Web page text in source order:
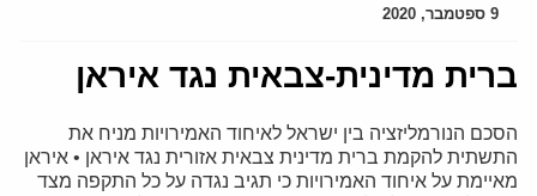
9 ספטמבר, 2020
ברית מדינית-צבאית נגד איראן
הסכם הנורמליזציה בין ישראל לאיחוד האמירויות מניח את
התשתית להקמת ברית מדינית צבאית אזורית נגד איראן • איראן
מאיימת על איחוד האמירויות כי תגיב נגדה על כל התקפה מצד